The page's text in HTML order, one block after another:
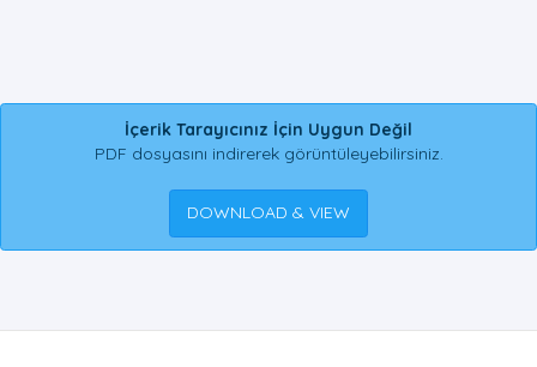
İçerik Tarayıcınız İçin Uygun Değil
PDF dosyasını indirerek görüntüleyebilirsiniz.
DOWNLOAD & VIEW